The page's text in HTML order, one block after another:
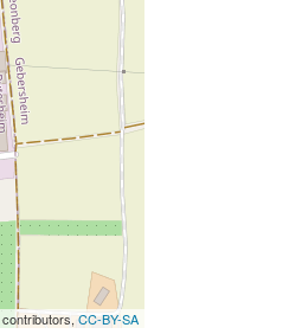
contributors,CC-BY-SA